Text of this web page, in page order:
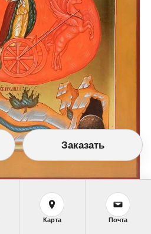
Заказать
Карта Почта